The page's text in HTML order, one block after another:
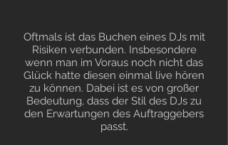
Oftmals ist das Buchen eines DJs mit
Risiken verbunden. Insbesondere
wenn man im Voraus noch nicht das
Glück hatte diesen einmal live hören
zu können. Dabei ist es von großer
Bedeutung, dass der Stil des DJs zu
den Erwartungen des Auftraggebers
passt.